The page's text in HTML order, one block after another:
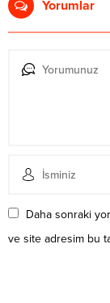
Yorumlar
Daha sonraki
ve site adresim bu